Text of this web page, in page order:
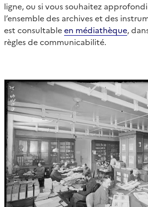
ligne, ou si vous souhaitez
l’ensemble des archives et des
est consultableen médiathèque,
règles de communicabilité.